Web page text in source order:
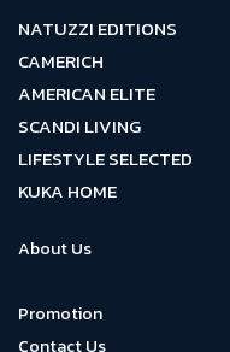
NATUZZI EDITIONS
CAMERICH
AMERICAN ELITE
SCANDI LIVING
LIFESTYLE SELECTED
KUKA HOME
About Us
Promotion
Contact Us